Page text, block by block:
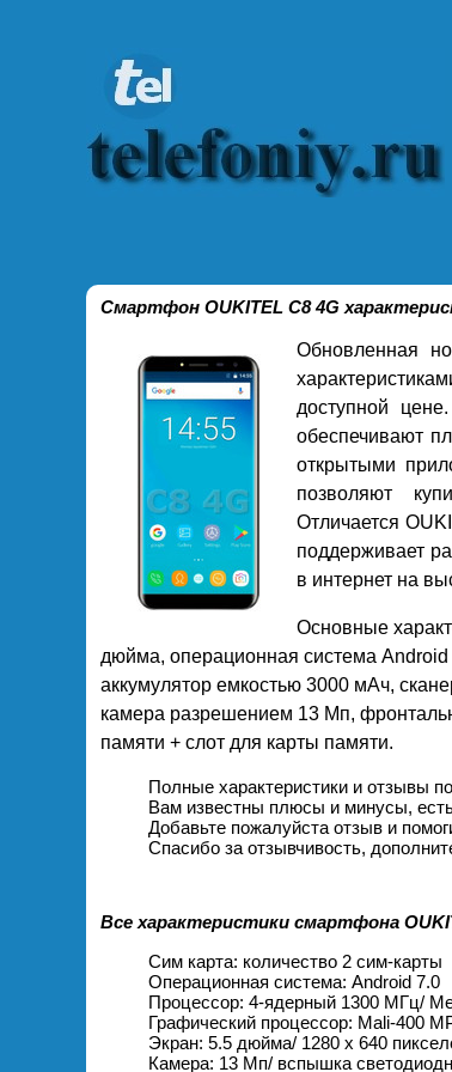
Смартфон OUKITEL C8 4G
Обновленная
доступной
обеспечивают
открытыми
позволяют
Отличается
поддерживает
в интернет на
Основные
дюйма, операционная система
аккумулятор емкостью 3000 мАч,
камера разрешением 13 Мп,
памяти + слот для карты памяти.
Полные характеристики и отзывы
Вам известны плюсы и минусы,
Добавьте пожалуйста отзыв и
Спасибо за отзывчивость,
Все характеристики смартфона
Сим карта: количество 2 сим-карты
Операционная система: Android 7.0
Процессор: 4-ядерный 1300 МГц/
Графический процессор: Mali-400
Экран: 5.5 дюйма/ 1280 х 640
Камера: 13 Мп/ вспышка